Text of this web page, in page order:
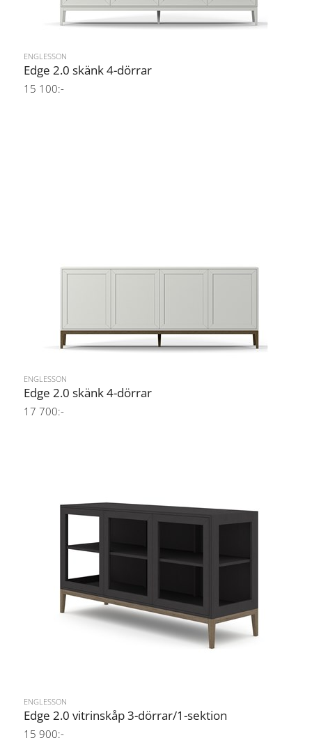
ENGLESSON
Edge 2.0 skänk 4-dörrar
15 100:-
ENGLESSON
Edge 2.0 skänk 4-dörrar
17 700:-
ENGLESSON
Edge 2.0 vitrinskåp 3-dörrar/1-sektion
15 900:-